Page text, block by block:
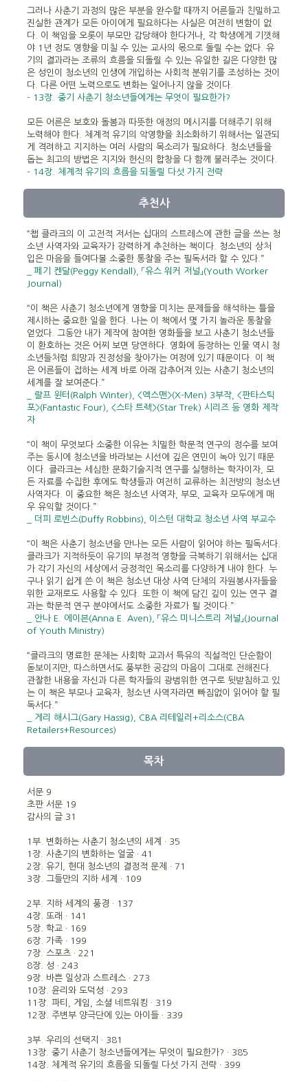
그러나 사춘기 과정의 많은 부분을 완수할 때까지 어른들과 친밀하고
진실한 관계가 모든 아이에게 필요하다는 사실은 여전히 변함이 없
다. 이 책임을 오롯이 부모만 감당해야 한다거나, 각 학생에게 기껏해
야 1년 정도 영향을 미칠 수 있는 교사의 몫으로 돌릴 수는 없다. 유
기의 결과라는 조류의 흐름을 되돌릴 수 있는 유일한 길은 다양한 많
은 성인이 청소년의 인생에 개입하는 사회적 분위기를 조성하는 것이
다. 다른 어떤 노력으로도 변화는 일어나지 않을 것이다.
- 13장. 중기 사춘기 청소년들에게는 무엇이 필요한가?
모든 어른은 보호와 돌봄과 따뜻한 애정의 메시지를 더해주기 위해
노력해야 한다. 체계적 유기의 악영향을 최소화하기 위해서는 일관되
게 격려하고 지지하는 여러 사람의 목소리가 필요하다. 청소년들을
돕는 최고의 방법은 지지와 헌신의 합창을 다 함께 불러주는 것이다.
- 14장. 체계적 유기의 흐름을 되돌릴 다섯 가지 전략
추천사
“챕 클라크의 이 고전적 저서는 십대의 스트레스에 관한 글을 쓰는 청
소년 사역자와 교육자가 강력하게 추천하는 책이다. 청소년의 상처
입은 마음을 들여다볼 소중한 통찰을 주는 필독서라 할 수 있다.”
_ 페기 켄달(Peggy Kendall), 「유스 워커 저널」(Youth Worker
Journal)
“이 책은 사춘기 청소년에게 영향을 미치는 문제들을 해석하는 틀을
제시하는 중요한 일을 한다. 나는 이 책에서 몇 가지 놀라운 통찰을
얻었다. 그동안 내가 제작에 참여한 영화들을 보고 사춘기 청소년들
이 환호하는 것은 어찌 보면 당연하다. 영화에 등장하는 인물 역시 청
소년들처럼 희망과 진정성을 찾아가는 여정에 있기 때문이다. 이 책
은 어른들이 접하는 세계 바로 아래 감추어져 있는 사춘기 청소년의
세계를 잘 보여준다.”
_ 랄프 윈터(Ralph Winter), <엑스맨>(X-Men) 3부작, <판타스틱
포>(Fantastic Four), <스타 트렉>(Star Trek) 시리즈 등 영화 제작
자
“이 책이 무엇보다 소중한 이유는 치밀한 학문적 연구의 정수를 보여
주는 동시에 청소년을 바라보는 시선에 깊은 연민이 녹아 있기 때문
이다. 클라크는 세심한 문화기술지적 연구를 실행하는 학자이자, 모
든 자료를 수집한 후에도 학생들과 여전히 교류하는 최전방의 청소년
사역자다. 이 중요한 책은 청소년 사역자, 부모, 교육자 모두에게 매
우 유익할 것이다.”
_ 더피 로빈스(Duffy Robbins), 이스턴 대학교 청소년 사역 부교수
“이 책은 사춘기 청소년을 만나는 모든 사람이 읽어야 하는 필독서다.
클라크가 지적하듯이 유기의 부정적 영향을 극복하기 위해서는 십대
가 각기 자신의 세상에서 긍정적인 목소리를 다양하게 내야 한다. 누
구나 읽기 쉽게 쓴 이 책은 청소년 대상 사역 단체의 자원봉사자들을
위한 교재로도 사용할 수 있다. 또한 이 책에 담긴 깊이 있는 연구 결
과는 학문적 연구 분야에서도 소중한 자료가 될 것이다.”
_ 안나 E. 에이븐(Anna E. Aven), 「유스 미니스트리 저널」(Journal
of Youth Ministry)
“클라크의 명료한 문체는 사회학 교과서 특유의 직설적인 단순함이
돋보이지만, 따스하면서도 풍부한 공감의 마음이 그대로 전해진다.
관찰한 내용을 자신과 다른 학자들의 광범위한 연구로 뒷받침하고 있
는 이 책은 부모나 교육자, 청소년 사역자라면 빠짐없이 읽어야 할 필
독서다.”
_ 게리 해시그(Gary Hassig), CBA 리테일러+리소스(CBA
Retailers+Resources)
목차
서문 9
초판 서문 19
감사의 글 31
1부. 변화하는 사춘기 청소년의 세계 · 35
1장. 사춘기의 변화하는 얼굴 · 41
2장. 유기, 현대 청소년의 결정적 문제 · 71
3장. 그들만의 지하 세계 · 109
2부. 지하 세계의 풍경 · 137
4장. 또래 · 141
5장. 학교 · 169
6장. 가족 · 199
7장. 스포츠 · 221
8장. 성 · 243
9장. 바쁜 일상과 스트레스 · 273
10장. 윤리와 도덕성 · 293
11장. 파티, 게임, 소셜 네트워킹 · 319
12장. 주변부 양극단에 있는 아이들 · 339
3부. 우리의 선택지 · 381
13장. 중기 사춘기 청소년들에게는 무엇이 필요한가? · 385
14장. 체계적 유기의 흐름을 되돌릴 다섯 가지 전략 · 399